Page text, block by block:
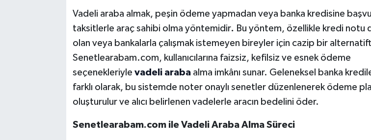
Vadeli araba almak, peşin ödeme yapmadan veya banka kredisine
taksitlerle araç sahibi olma yöntemidir. Bu yöntem, özellikle kredi notu
olan veya bankalarla çalışmak istemeyen bireyler için cazip bir
Senetlearabam.com, kullanıcılarına faizsiz, kefilsiz ve esnek ödeme
seçenekleriyle vadeli arabaalma imkânı sunar. Geleneksel banka
farklı olarak, bu sistemde noter onaylı senetler düzenlenerek ödeme
oluşturulur ve alıcı belirlenen vadelerle aracın bedelini öder.
Senetlearabam.com ile Vadeli Araba Alma Süreci